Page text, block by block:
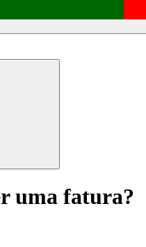
uma fatura?